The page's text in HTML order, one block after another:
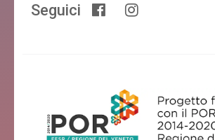
Seguici